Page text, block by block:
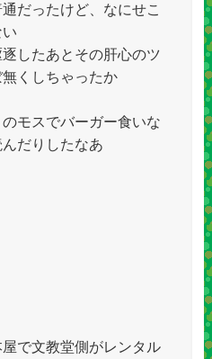
だったけど、なにせこ
したあとその肝心のツ
くしちゃったか
モスでバーガー食いな
だりしたなあ
で文教堂側がレンタル